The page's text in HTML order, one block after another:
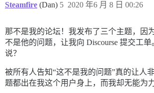
Steamfire (Dan) 2020 年6 月 8 日 00:26
5
那不是我的论坛！我发布了三个主题，因
不是他的问题，让我向 Discourse 提交工
说？
被所有人告知“这不是我的问题”真的让人
题都出在我这个用户身上，而我却无能为